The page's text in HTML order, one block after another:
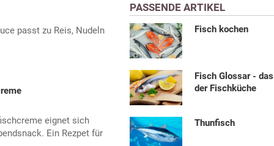
passt zu Reis, Nudeln
eignet sich
Ein Rezpet für
PASSENDE ARTIKEL
Fisch kochen
Fisch Glossar -
der Fischküche
Thunfisch